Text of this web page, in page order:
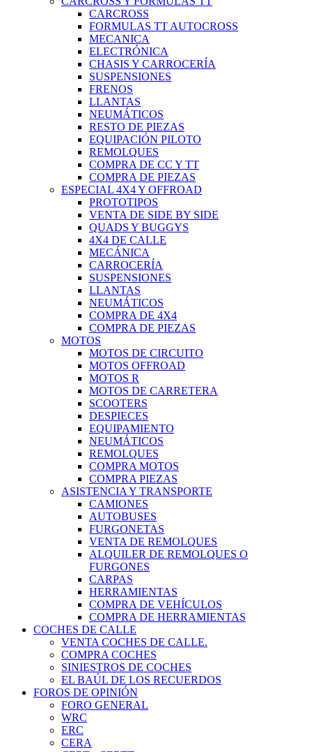
CARCROSS
FORMULAS TT AUTOCROSS
MECANICA
ELECTRÓNICA
CHASIS Y CARROCERÍA
SUSPENSIONES
FRENOS
LLANTAS
NEUMÁTICOS
RESTO DE PIEZAS
EQUIPACIÓN PILOTO
REMOLQUES
COMPRA DE CC Y TT
COMPRA DE PIEZAS
ESPECIAL 4X4 Y OFFROAD
PROTOTIPOS
VENTA DE SIDE BY SIDE
QUADS Y BUGGYS
4X4 DE CALLE
MECÁNICA
CARROCERÍA
SUSPENSIONES
LLANTAS
NEUMÁTICOS
COMPRA DE 4X4
COMPRA DE PIEZAS
MOTOS
MOTOS DE CIRCUITO
MOTOS OFFROAD
MOTOS R
MOTOS DE CARRETERA
SCOOTERS
DESPIECES
EQUIPAMIENTO
NEUMÁTICOS
REMOLQUES
COMPRA MOTOS
COMPRA PIEZAS
ASISTENCIA Y TRANSPORTE
CAMIONES
AUTOBUSES
FURGONETAS
VENTA DE REMOLQUES
ALQUILER DE REMOLQUES O
FURGONES
CARPAS
HERRAMIENTAS
COMPRA DE VEHÍCULOS
COMPRA DE HERRAMIENTAS
COCHES DE CALLE
VENTA COCHES DE CALLE.
COMPRA COCHES
SINIESTROS DE COCHES
EL BAÚL DE LOS RECUERDOS
FOROS DE OPINIÓN
FORO GENERAL
WRC
ERC
CERA